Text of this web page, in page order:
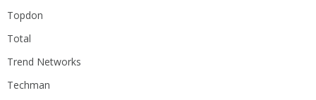
Topdon
Total
Trend Networks
Techman